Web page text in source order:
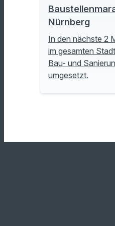
Nürnberg
In den nächste 2
im gesamten
Bau- und
umgesetzt.